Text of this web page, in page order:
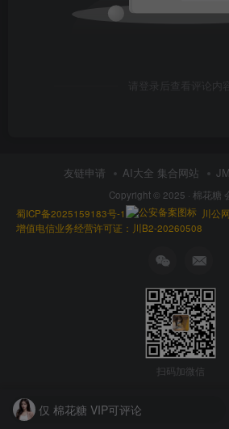
请登录后查看评论内容
友链申请 AI大全 集合网站
Copyright © 2025 · 棉花糖
蜀ICP备2025159183号-1
川公
增值电信业务经营许可证：川B2-20260508
扫码加微信
仅 棉花糖 VIP可评论